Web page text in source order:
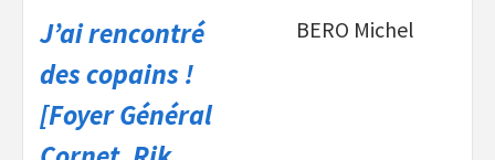
J’ai rencontré
des copains !
[Foyer Général
BERO Michel